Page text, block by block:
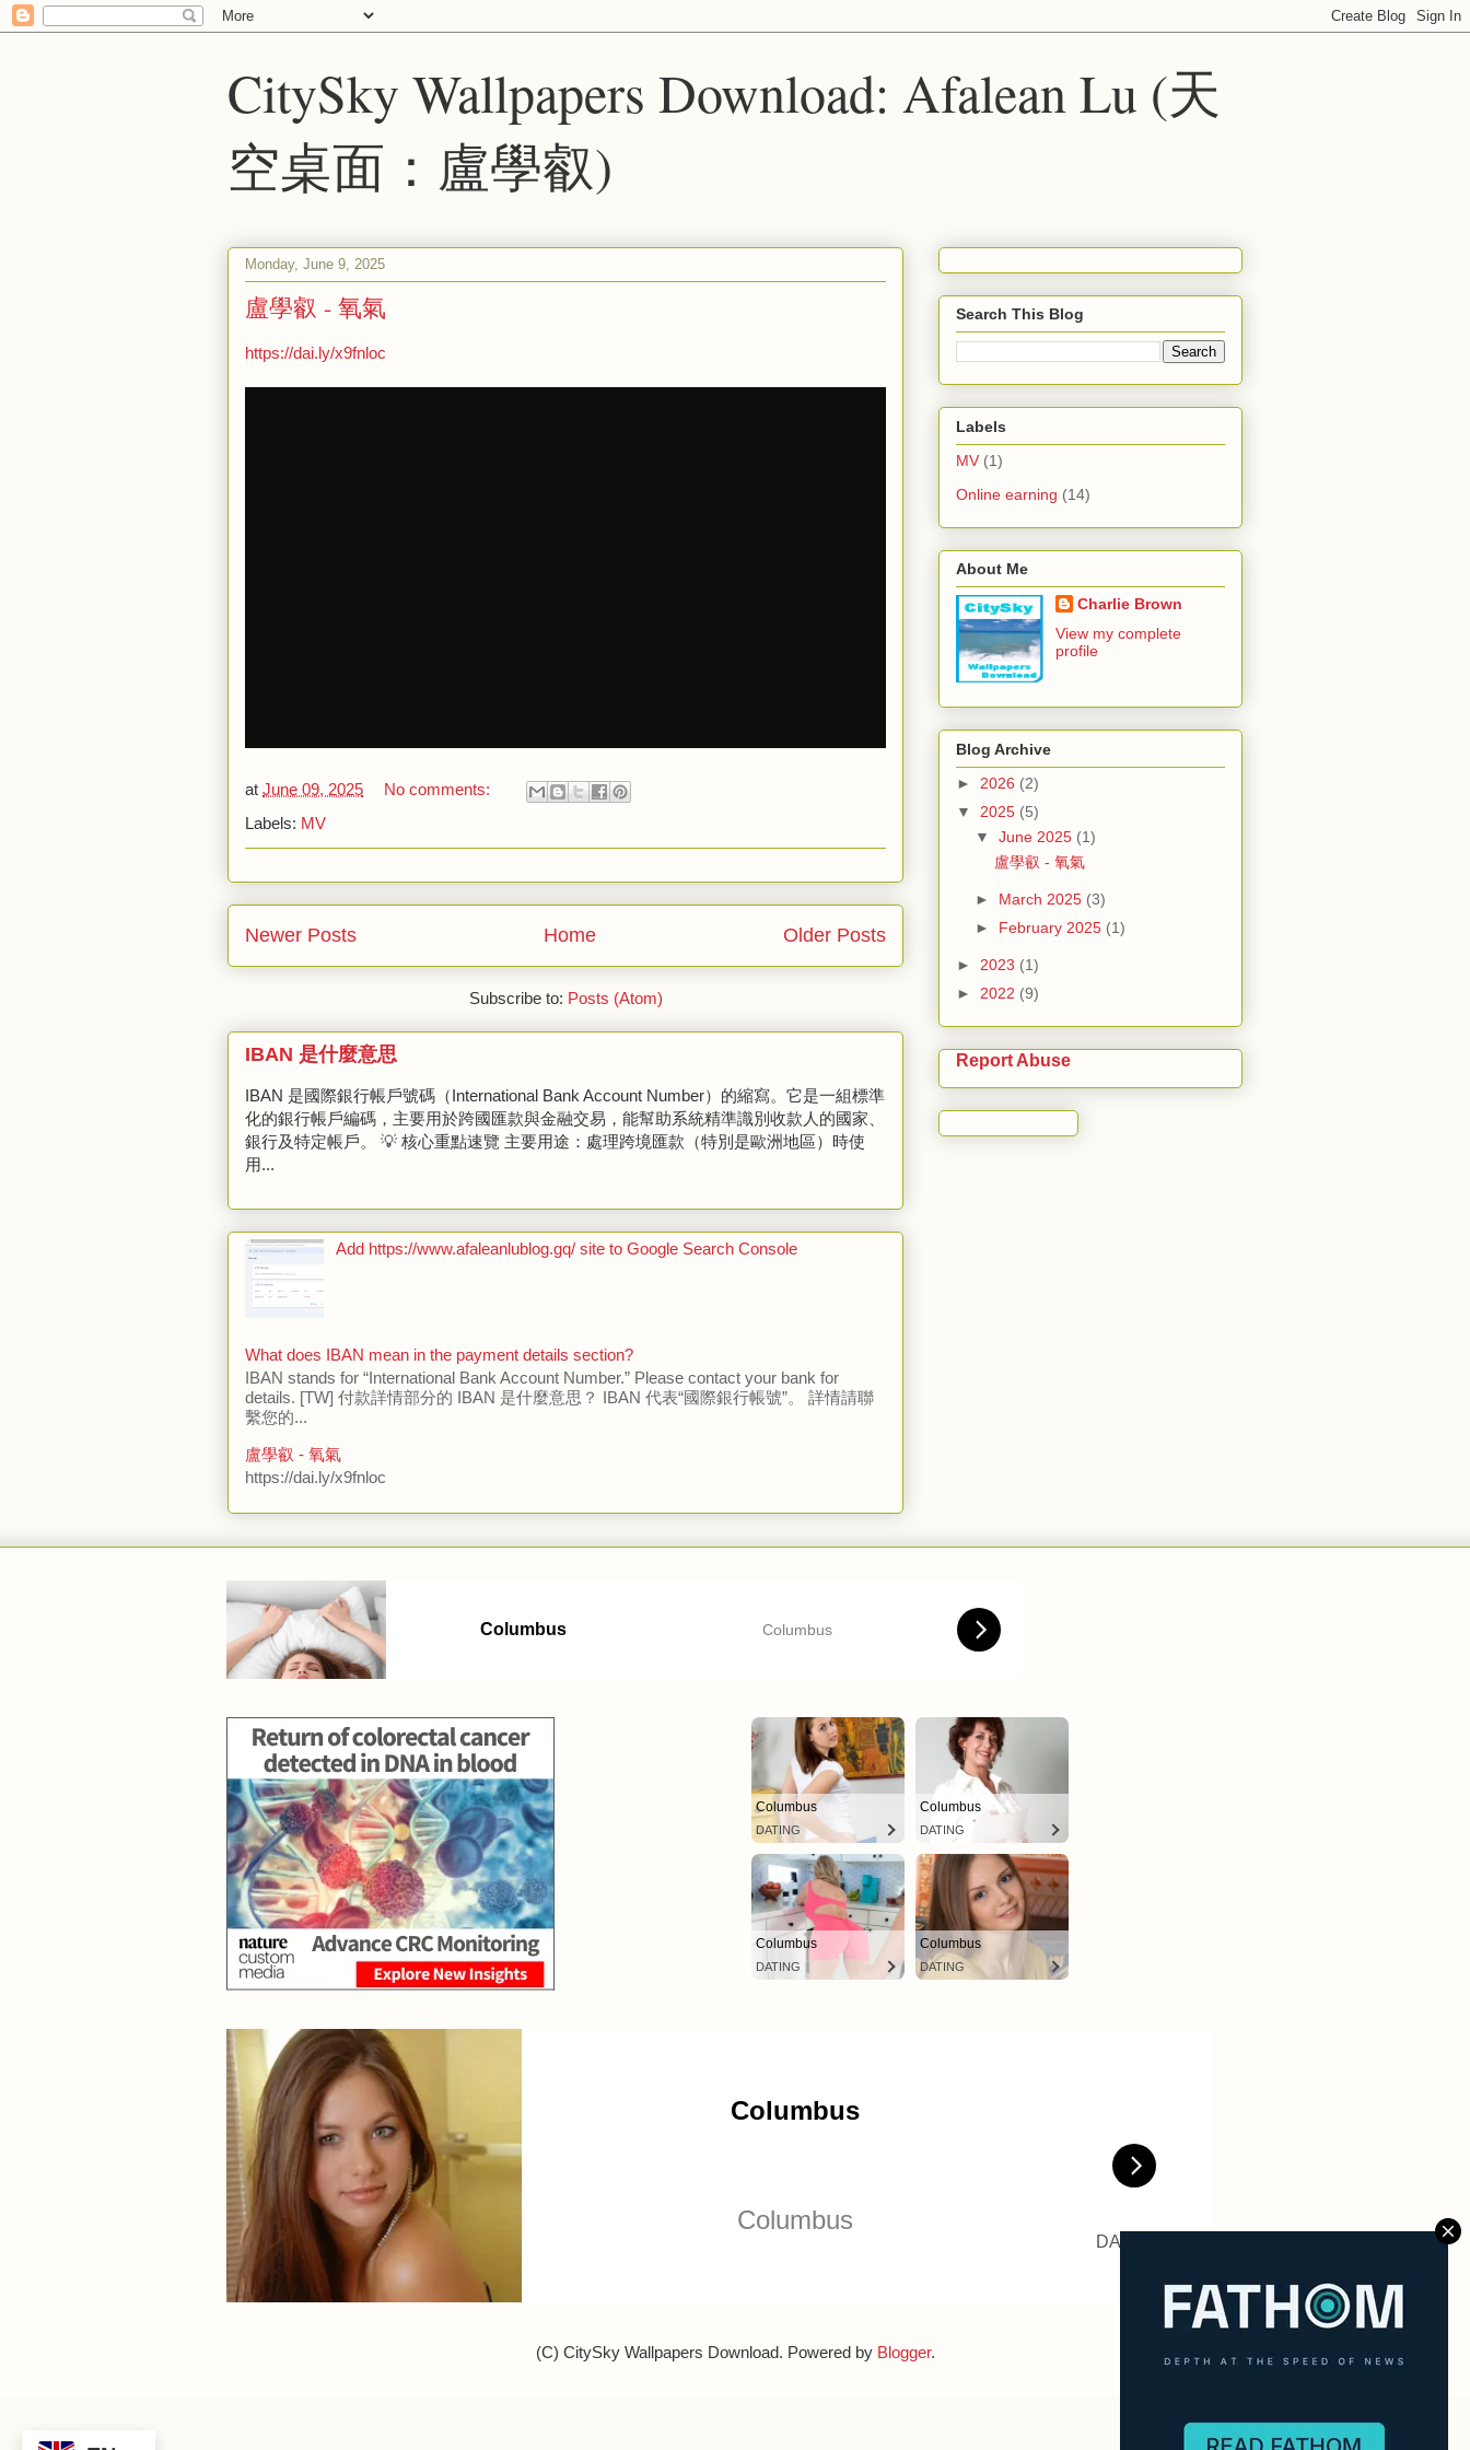
CitySky Wallpapers Download: Afalean Lu (天
空桌面：盧學叡)
Monday, June 9, 2025
盧學叡 - 氧氣
https://dai.ly/x9fnloc
at June 09, 2025
No comments:
Labels: MV
Newer Posts Older Posts
Home
Subscribe to: Posts (Atom)
IBAN 是什麼意思
IBAN 是國際銀行帳戶號碼（International Bank Account Number）的縮寫。它是一組標準
化的銀行帳戶編碼，主要用於跨國匯款與金融交易，能幫助系統精準識別收款人的國家、
銀行及特定帳戶。 💡 核心重點速覽 主要用途：處理跨境匯款（特別是歐洲地區）時使
用...
Add https://www.afaleanlublog.gq/ site to Google Search Console
What does IBAN mean in the payment details section?
IBAN stands for “International Bank Account Number.” Please contact your bank for
details. [TW] 付款詳情部分的 IBAN 是什麼意思？ IBAN 代表“國際銀行帳號”。 詳情請聯
繫您的...
盧學叡 - 氧氣
https://dai.ly/x9fnloc
Search This Blog
Labels
MV (1)
Online earning (14)
About Me
Charlie Brown
View my complete
profile
Blog Archive
► 2026 (2)
▼ 2025 (5)
▼ June 2025 (1)
盧學叡 - 氧氣
► March 2025 (3)
► February 2025 (1)
► 2023 (1)
► 2022 (9)
Report Abuse
(C) CitySky Wallpapers Download. Powered by Blogger.